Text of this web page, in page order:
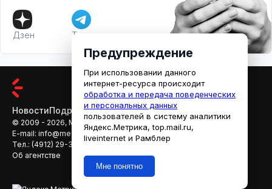
Дзен Телеграм
НовостиПодробностиАфишаКино
© 2009 - 2026, МЕДИАРЯЗАНЬ
E-mail: info@mediaryazan.ru
reklama@mediaryazan.ru
Тел.: (4912) 29-33-66
Об агентстве
Предупреждение
При использовании данного
интернет-ресурса происходит
обработка и передача поведенческих
и персональных данных
пользователей в систему аналитики
Яндекс.Метрика, top.mail.ru,
liveinternet и Рамблер
Мне понятно